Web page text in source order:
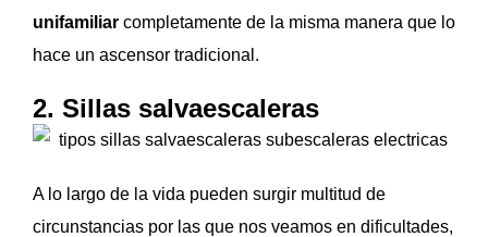
unifamiliar completamente de la misma manera que lo
hace un ascensor tradicional.
2. Sillas salvaescaleras
A lo largo de la vida pueden surgir multitud de
circunstancias por las que nos veamos en dificultades,